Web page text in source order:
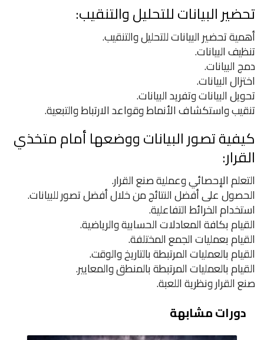
تحضير البيانات للتحليل والتنقيب:
أهمية تحضير البيانات للتحليل والتنقيب.
تنظيف البيانات.
دمج البيانات.
اختزال البيانات.
تحويل البيانات وتفريد البيانات.
تنقيب واستكشاف الأنماط وقواعد الارتباط والتبعية.
كيفية تصور البيانات ووضعها أمام متخذي
القرار:
التعلم الإحصائي وعملية صنع القرار.
الحصول على أفضل النتائج من خلال أفضل تصور للبيانات.
استخدام الخرائط التفاعلية.
القيام بكافة المعادلات الحسابية والرياضية.
القيام بعمليات الجمع المختلفة.
القيام بالعمليات المرتبطة بالتاريخ والوقت.
القيام بالعمليات المرتبطة بالمنطق والمعايير.
صنع القرار ونظرية اللعبة.
دورات مشابهة